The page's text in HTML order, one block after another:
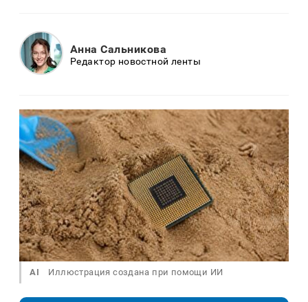
Анна Сальникова
Редактор новостной ленты
AI Иллюстрация создана при помощи ИИ